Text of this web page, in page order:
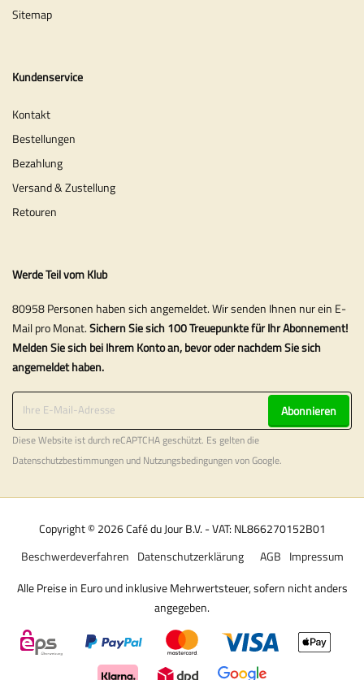
Sitemap
Kundenservice
Kontakt
Bestellungen
Bezahlung
Versand & Zustellung
Retouren
Werde Teil vom Klub
80958 Personen haben sich angemeldet. Wir senden Ihnen nur ein E-
Mail pro Monat.Sichern Sie sich 100 Treuepunkte für Ihr Abonnement!
Melden Sie sich bei Ihrem Konto an, bevor oder nachdem Sie sich
angemeldet haben.
Abonnieren
Diese Website ist durch reCAPTCHA geschützt. Es gelten die
Datenschutzbestimmungen und Nutzungsbedingungenvon Google.
Copyright © 2026 Café du Jour B.V. - VAT: NL866270152B01
Impressum
AGB
Datenschutzerklärung
Beschwerdeverfahren
Alle Preise in Euro und inklusive Mehrwertsteuer, sofern nicht anders
angegeben.